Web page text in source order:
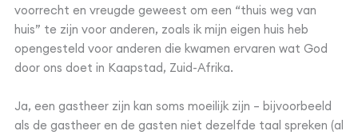
voorrecht en vreugde geweest om een “thuis weg van
huis” te zijn voor anderen, zoals ik mijn eigen huis heb
opengesteld voor anderen die kwamen ervaren wat God
door ons doet in Kaapstad, Zuid-Afrika.
Ja, een gastheer zijn kan soms moeilijk zijn – bijvoorbeeld
als de gastheer en de gasten niet dezelfde taal spreken (al